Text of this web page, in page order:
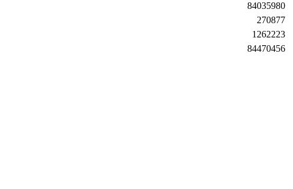
84035980
270877
1262223
84470456